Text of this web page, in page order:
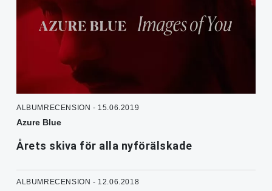
ALBUMRECENSION - 15.06.2019
Azure Blue
Årets skiva för alla nyförälskade
ALBUMRECENSION - 12.06.2018